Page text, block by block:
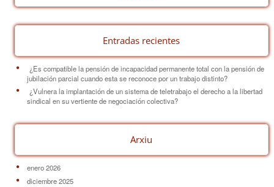
k
Entradas recientes
¿Es compatible la pensión de incapacidad permanente total con la pensión de
jubilación parcial cuando esta se reconoce por un trabajo distinto?
¿Vulnera la implantación de un sistema de teletrabajo el derecho a la libertad
sindical en su vertiente de negociación colectiva?
Arxiu
enero 2026
diciembre 2025